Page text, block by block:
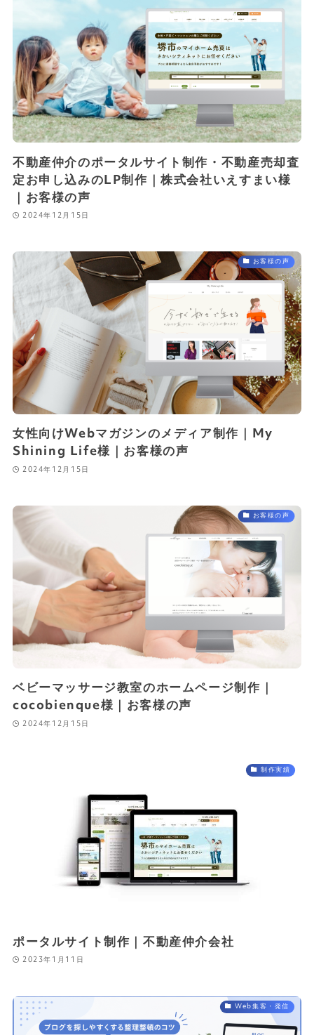
不動産仲介のポータルサイト制作・不動産売却査
定お申し込みのLP制作｜株式会社いえすまい様
｜お客様の声
2024年12月15日
お客様の声
女性向けWebマガジンのメディア制作｜My
Shining Life様｜お客様の声
2024年12月15日
お客様の声
ベビーマッサージ教室のホームページ制作｜
cocobienque様｜お客様の声
2024年12月15日
制作実績
ポータルサイト制作｜不動産仲介会社
2023年1月11日
Web集客・発信